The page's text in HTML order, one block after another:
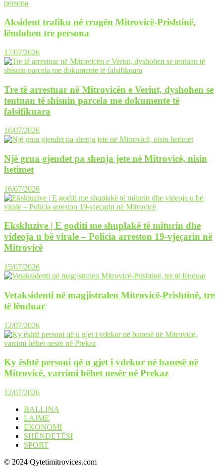
Aksident trafiku në rrugën Mitrovicë-Prishtinë,
lëndohen tre persona
17/07/2026
Tre të arrestuar në Mitrovicën e Veriut, dyshohen se
tentuan të shisnin parcela me dokumente të
falsifikuara
16/07/2026
Një grua gjendet pa shenja jete në Mitrovicë, nisin
hetimet
16/07/2026
Ekskluzive | E goditi me shuplakë të miturin dhe
videoja u bë virale – Policia arreston 19-vjeçarin në
Mitrovicë
15/07/2026
Vetaksidenti në magjistralen Mitrovicë-Prishtinë, tre
të lënduar
12/07/2026
Ky është personi që u gjet i vdekur në banesë në
Mitrovicë, varrimi bëhet nesër në Prekaz
12/07/2026
BALLINA
LAJME
EKONOMI
SHËNDETËSI
SPORT
© 2024 Qytetimitrovices.com